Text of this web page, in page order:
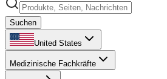
Suchen
United States
Medizinische Fachkräfte